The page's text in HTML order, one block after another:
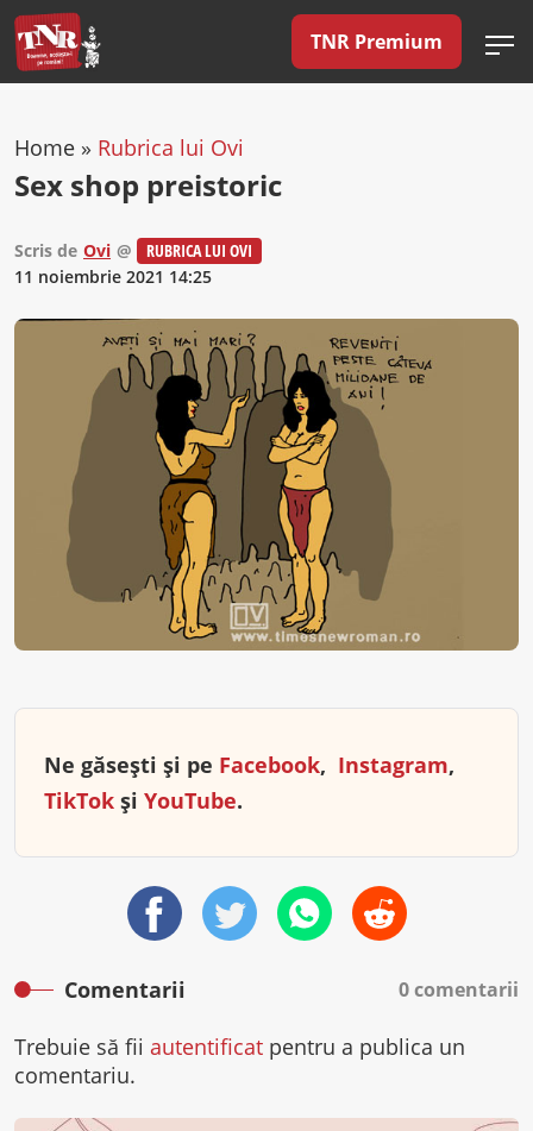
TNR Premium
Home » Rubrica lui Ovi
Sex shop preistoric
Scris de Ovi @
RUBRICA LUI OVI
11 noiembrie 2021 14:25
Ne găsești și pe Facebook, Instagram,
TikTok și YouTube.
Comentarii 0 comentarii
Trebuie să fii autentificat pentru a publica un
comentariu.